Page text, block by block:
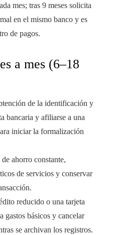
mes; tras 9 meses solicita
en el mismo banco y es
de pagos.
a mes (6–18
de la identificación y
bancaria y afiliarse a una
iniciar la formalización
ahorro constante,
de servicios y conservar
reducido o una tarjeta
gastos básicos y cancelar
se archivan los registros.